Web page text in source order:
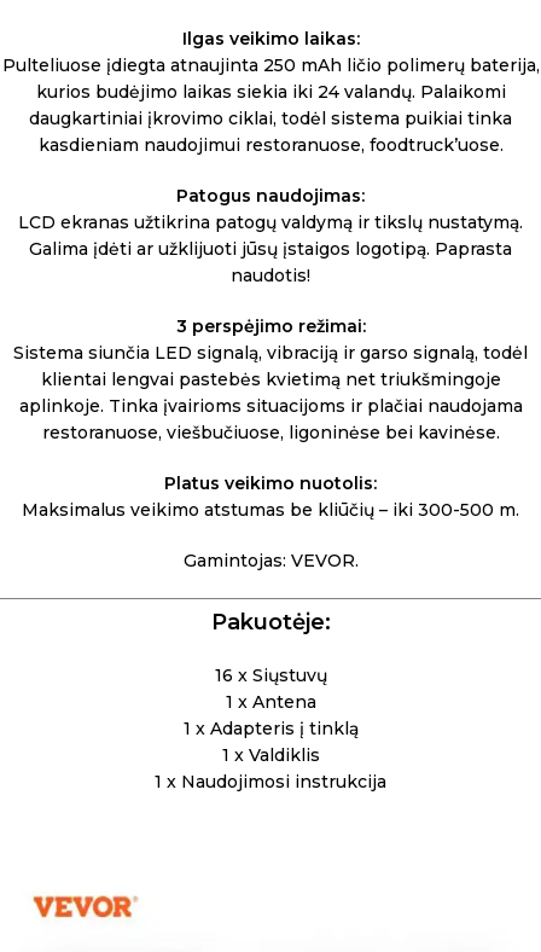
Ilgas veikimo laikas:
Pulteliuose įdiegta atnaujinta 250 mAh ličio polimerų baterija,
kurios budėjimo laikas siekia iki 24 valandų. Palaikomi
daugkartiniai įkrovimo ciklai, todėl sistema puikiai tinka
kasdieniam naudojimui restoranuose, foodtruck’uose.
Patogus naudojimas:
LCD ekranas užtikrina patogų valdymą ir tikslų nustatymą.
Galima įdėti ar užklijuoti jūsų įstaigos logotipą. Paprasta
naudotis!
3 perspėjimo režimai:
Sistema siunčia LED signalą, vibraciją ir garso signalą, todėl
klientai lengvai pastebės kvietimą net triukšmingoje
aplinkoje. Tinka įvairioms situacijoms ir plačiai naudojama
restoranuose, viešbučiuose, ligoninėse bei kavinėse.
Platus veikimo nuotolis:
Maksimalus veikimo atstumas be kliūčių – iki 300-500 m.
Gamintojas: VEVOR.
Pakuotėje:
16 x Siųstuvų
1 x Antena
1 x Adapteris į tinklą
1 x Valdiklis
1 x Naudojimosi instrukcija